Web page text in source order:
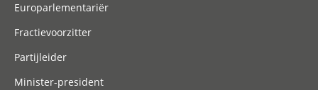
Europarlementariër
Fractievoorzitter
Partijleider
Minister-president